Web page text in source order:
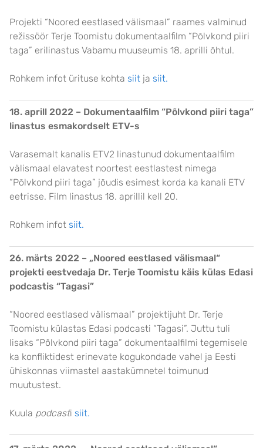
Projekti “Noored eestlased välismaal” raames valminud
režissöör Terje Toomistu dokumentaalfilm “Põlvkond piiri
taga” erilinastus Vabamu muuseumis 18. aprilli õhtul.
Rohkem infot ürituse kohta siit ja siit.
18. aprill 2022 – Dokumentaalfilm “Põlvkond piiri taga”
linastus esmakordselt ETV-s
Varasemalt kanalis ETV2 linastunud dokumentaalfilm
välismaal elavatest noortest eestlastest nimega
“Põlvkond piiri taga” jõudis esimest korda ka kanali ETV
eetrisse. Film linastus 18. aprillil kell 20.
Rohkem infot siit.
26. märts 2022 – „Noored eestlased välismaal“
projekti eestvedaja Dr. Terje Toomistu käis külas Edasi
podcastis “Tagasi”
“Noored eestlased välismaal” projektijuht Dr. Terje
Toomistu külastas Edasi podcasti “Tagasi”. Juttu tuli
lisaks “Põlvkond piiri taga” dokumentaalfilmi tegemisele
ka konfliktidest erinevate kogukondade vahel ja Eesti
ühiskonnas viimastel aastakümnetel toimunud
muutustest.
Kuula podcasti siit.